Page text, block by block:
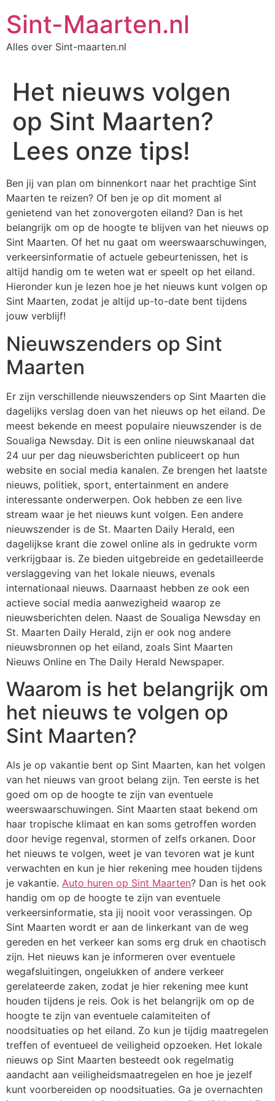
naar
de
inhoud
Sint-Maarten.nl
Alles over Sint-maarten.nl
Het nieuws volgen
op Sint Maarten?
Lees onze tips!
Ben jij van plan om binnenkort naar het prachtige Sint
Maarten te reizen? Of ben je op dit moment al
genietend van het zonovergoten eiland? Dan is het
belangrijk om op de hoogte te blijven van het nieuws op
Sint Maarten. Of het nu gaat om weerswaarschuwingen,
verkeersinformatie of actuele gebeurtenissen, het is
altijd handig om te weten wat er speelt op het eiland.
Hieronder kun je lezen hoe je het nieuws kunt volgen op
Sint Maarten, zodat je altijd up-to-date bent tijdens
jouw verblijf!
Nieuwszenders op Sint
Maarten
Er zijn verschillende nieuwszenders op Sint Maarten die
dagelijks verslag doen van het nieuws op het eiland. De
meest bekende en meest populaire nieuwszender is de
Soualiga Newsday. Dit is een online nieuwskanaal dat
24 uur per dag nieuwsberichten publiceert op hun
website en social media kanalen. Ze brengen het laatste
nieuws, politiek, sport, entertainment en andere
interessante onderwerpen. Ook hebben ze een live
stream waar je het nieuws kunt volgen. Een andere
nieuwszender is de St. Maarten Daily Herald, een
dagelijkse krant die zowel online als in gedrukte vorm
verkrijgbaar is. Ze bieden uitgebreide en gedetailleerde
verslaggeving van het lokale nieuws, evenals
internationaal nieuws. Daarnaast hebben ze ook een
actieve social media aanwezigheid waarop ze
nieuwsberichten delen. Naast de Soualiga Newsday en
St. Maarten Daily Herald, zijn er ook nog andere
nieuwsbronnen op het eiland, zoals Sint Maarten
Nieuws Online en The Daily Herald Newspaper.
Waarom is het belangrijk om
het nieuws te volgen op
Sint Maarten?
Als je op vakantie bent op Sint Maarten, kan het volgen
van het nieuws van groot belang zijn. Ten eerste is het
goed om op de hoogte te zijn van eventuele
weerswaarschuwingen. Sint Maarten staat bekend om
haar tropische klimaat en kan soms getroffen worden
door hevige regenval, stormen of zelfs orkanen. Door
het nieuws te volgen, weet je van tevoren wat je kunt
verwachten en kun je hier rekening mee houden tijdens
je vakantie. Auto huren op Sint Maarten? Dan is het ook
handig om op de hoogte te zijn van eventuele
verkeersinformatie, sta jij nooit voor verassingen. Op
Sint Maarten wordt er aan de linkerkant van de weg
gereden en het verkeer kan soms erg druk en chaotisch
zijn. Het nieuws kan je informeren over eventuele
wegafsluitingen, ongelukken of andere verkeer
gerelateerde zaken, zodat je hier rekening mee kunt
houden tijdens je reis. Ook is het belangrijk om op de
hoogte te zijn van eventuele calamiteiten of
noodsituaties op het eiland. Zo kun je tijdig maatregelen
treffen of eventueel de veiligheid opzoeken. Het lokale
nieuws op Sint Maarten besteedt ook regelmatig
aandacht aan veiligheidsmaatregelen en hoe je jezelf
kunt voorbereiden op noodsituaties. Ga je overnachten